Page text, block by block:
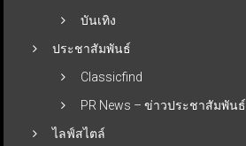
บันเทิง
ประชาสัมพันธ์
Classicfind
PR News – ข่าวประชาสัมพันธ์
ไลฟ์สไตล์